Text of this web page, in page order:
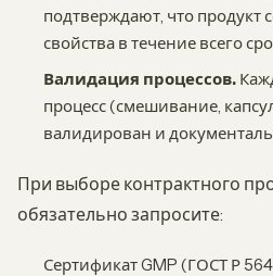
подтверждают, что продукт
свойства в течение всего
Валидация процессов.
процесс (смешивание,
валидирован и
При выборе контрактного
обязательно запросите:
Сертификат GMP (ГОСТ Р